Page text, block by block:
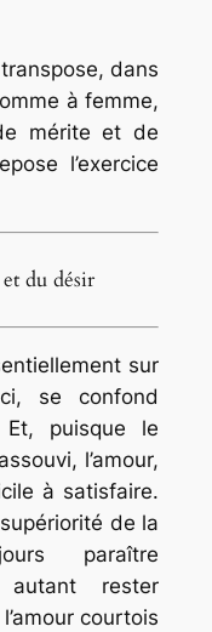
dans
à femme,
mérite et de
l’exercice
du désir
sur
se confond
Et, puisque le
l’amour,
à satisfaire.
de la
paraître
autant rester
courtois